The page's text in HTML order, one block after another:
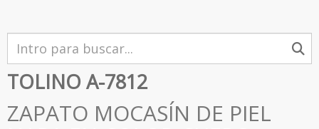
TOLINO A-7812
ZAPATO MOCASÍN DE PIEL